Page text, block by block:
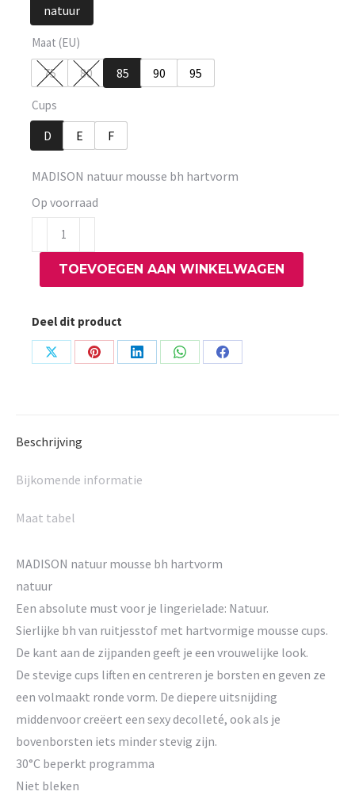
natuur
Maat (EU)
75 80 85 90 95
Cups
D E F
MADISON natuur mousse bh hartvorm
Op voorraad
MADISON
natuur
mousse
hartvorm
aantal
TOEVOEGEN AAN WINKELWAGEN
Deel dit product
Share
Share
Share
Share
Share
Beschrijving
Bijkomende informatie
Maat tabel
MADISON natuur mousse bh hartvorm
natuur
Een absolute must voor je lingerielade: Natuur.
Sierlijke bh van ruitjesstof met hartvormige mousse cups.
De kant aan de zijpanden geeft je een vrouwelijke look.
De stevige cups liften en centreren je borsten en geven ze
een volmaakt ronde vorm. De diepere uitsnijding
middenvoor creëert een sexy decolleté, ook als je
bovenborsten iets minder stevig zijn.
30°C beperkt programma
Niet bleken